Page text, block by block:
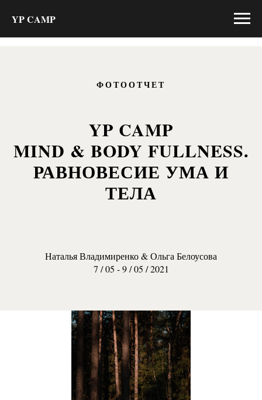
YP CAMP
ФОТООТЧЕТ
YP CAMP
MIND & BODY FULLNESS.
РАВНОВЕСИЕ УМА И
ТЕЛА
Наталья Владимиренко & Ольга Белоусова
7 / 05 - 9 / 05 / 2021